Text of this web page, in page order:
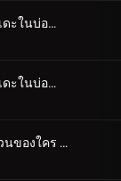
ตอนที่ 410 คดีฟุริโซเดะในบ่อน้ำแร่กลางหิมะ (ตอนแรก)
ตอนที่ 411 คดีฟุริโซเดะในบ่อน้ำแร่กลางหิมะ (ตอนจบ)
ตอนที่ 412 โชว์สืบสวนของใคร (ตอนแรก)